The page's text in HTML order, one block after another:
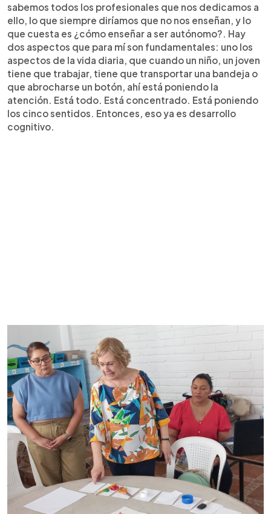
sabemos todos los profesionales que nos dedicamos a
ello, lo que siempre diríamos que no nos enseñan, y lo
que cuesta es ¿cómo enseñar a ser autónomo?. Hay
dos aspectos que para mí son fundamentales: uno los
aspectos de la vida diaria, que cuando un niño, un joven
tiene que trabajar, tiene que transportar una bandeja o
que abrocharse un botón, ahí está poniendo la
atención. Está todo. Está concentrado. Está poniendo
los cinco sentidos. Entonces, eso ya es desarrollo
cognitivo.